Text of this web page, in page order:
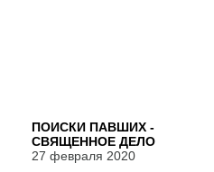
ПОИСКИ ПАВШИХ -
СВЯЩЕННОЕ ДЕЛО
27 февраля 2020